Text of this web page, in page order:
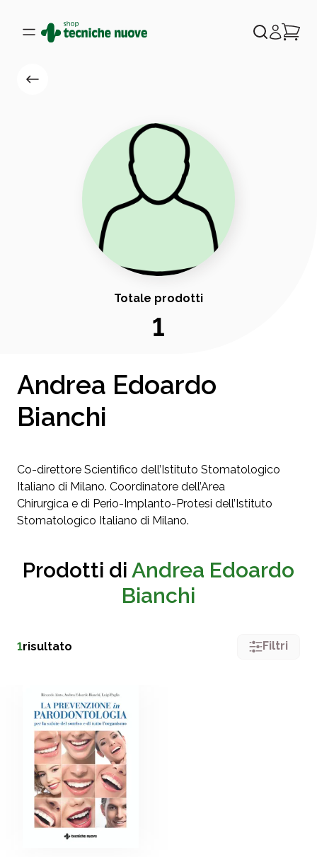
Totale prodotti
1
Andrea Edoardo
Bianchi
Co-direttore Scientifico dell’Istituto Stomatologico
Italiano di Milano. Coordinatore dell’Area
Chirurgica e di Perio-Implanto-Protesi dell’Istituto
Stomatologico Italiano di Milano.
Prodotti di Andrea Edoardo
Bianchi
1risultato Filtri